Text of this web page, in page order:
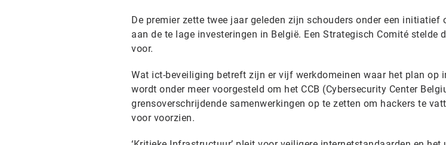
De premier zette twee jaar geleden zijn schouders onder een initiatief
aan de te lage investeringen in België. Een Strategisch Comité stelde
voor.
Wat ict-beveiliging betreft zijn er vijf werkdomeinen waar het plan op
wordt onder meer voorgesteld om het CCB (Cybersecurity Center
grensoverschrijdende samenwerkingen op te zetten om hackers te
voor voorzien.